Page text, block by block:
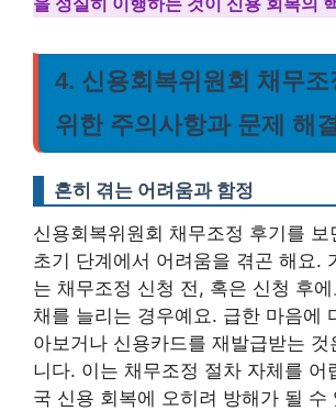
4. 신용회복위원회 채무
위한 주의사항과 문제 해
흔히 겪는 어려움과 함정
신용회복위원회 채무조정 후기를 보
초기 단계에서 어려움을 겪곤 해요.
는 채무조정 신청 전, 혹은 신청 후
채를 늘리는 경우예요. 급한 마음에
아보거나 신용카드를 재발급받는 것
니다. 이는 채무조정 절차 자체를 어
국 신용 회복에 오히려 방해가 될 수